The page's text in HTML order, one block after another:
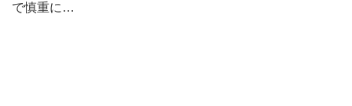
で慎重に…